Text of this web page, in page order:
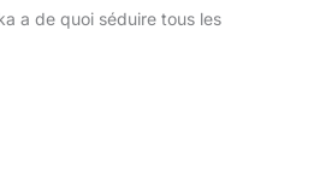
a de quoi séduire tous les